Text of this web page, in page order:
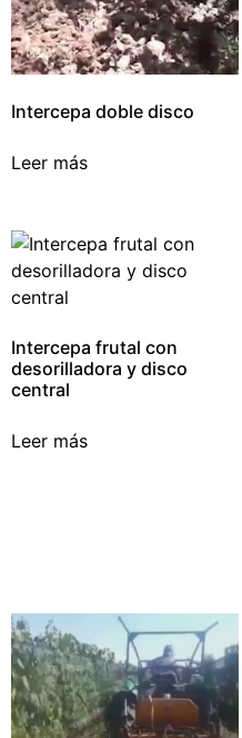
Intercepa doble disco
Leer más
Intercepa frutal con
desorilladora y disco
central
Leer más